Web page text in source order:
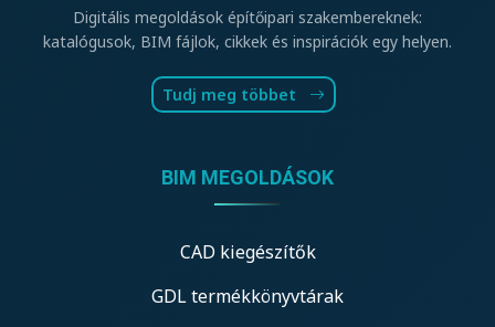
Digitális megoldások építőipari szakembereknek:
katalógusok, BIM fájlok, cikkek és inspirációk egy helyen.
Tudj meg többet
BIM MEGOLDÁSOK
CAD kiegészítők
GDL termékkönyvtárak